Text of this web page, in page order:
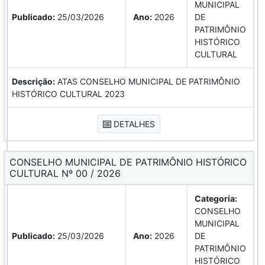
Publicado: 25/03/2026 Ano: 2026
MUNICIPAL
DE
PATRIMÔNIO
HISTÓRICO
CULTURAL
Descrição: ATAS CONSELHO MUNICIPAL DE PATRIMÔNIO
HISTÓRICO CULTURAL 2023
DETALHES
CONSELHO MUNICIPAL DE PATRIMÔNIO HISTÓRICO
CULTURAL Nº 00 / 2026
Publicado: 25/03/2026 Ano: 2026
Categoria:
CONSELHO
MUNICIPAL
DE
PATRIMÔNIO
HISTÓRICO